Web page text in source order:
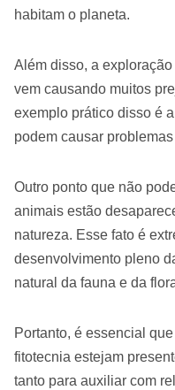
habitam o planeta.
Além disso, a
vem causando muitos
exemplo prático disso é
podem causar
Outro ponto que não
animais estão
natureza. Esse fato é
desenvolvimento pleno
natural da fauna e da
Portanto, é essencial
fitotecnia estejam
tanto para auxiliar com